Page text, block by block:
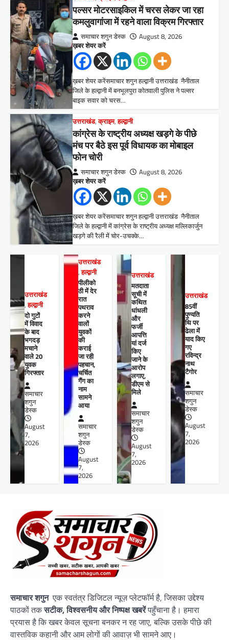
पल्सर मोटरसाइकिल में चरस लेकर जा रहा
कमलुवागांजा में रहने वाला विक्रम गिरफ्तार
समाचार शगुन डेस्क August 8, 2026
ख़बर शेयर करें
ख़बर शेयर करेंसमाचार शगुन हल्द्वानी उत्तराखंड नैनीताल
जिले के हल्द्वानी में बनभूलपुरा कोतवाली पुलिस ने पल्सर
बाइक सवार को चरस…
उत्तराखंड,क्राइम,हल्द्वानी
कांग्रेस के राष्ट्रीय अध्यक्ष खड़गे के पीछे
मंच पर बैठे इस पूर्व विधायक का मोबाइल
फोन चोरी
समाचार शगुन डेस्क August 8, 2026
ख़बर शेयर करें
ख़बर शेयर करेंसमाचार शगुन हल्द्वानी उत्तराखंड नैनीताल
जिले के हल्द्वानी में कांग्रेस के राष्ट्रीय अध्यक्ष मल्लिकार्जुन
खड़गे की रैली में चोर-उचक्के…
उत्तराखंड
,हल्द्वानी
दो गुटों
में विवाद
के बाद
भगदड़
मचाने
वाले 20
युवक
गिरफ्तार
समाचार
शगुन
डेस्क
August
7,
2026
उत्तराखंड
,हल्द्वानी
पीलीको
ठी में देर
रात
पथराव
करने
वालों
युवकों
की
कराई
जा रही
पहचान,
चर्चित
गैंग का
नाम
सामने
आया
समाचार
शगुन
डेस्क
August
7,
2026
उत्तराखंड
मतदाता
सूची में
कथित
धांधली
और
फर्जी
आपत्ति
यां दर्ज
किए
जाने के
आरोप
लगाए,
डीएम से
मिले
समाचार
शगुन
डेस्क
August
7,
2026
उत्तराखंड
85वीं
पुण्यति
थि पर
ढेला में
याद किए
गए
रविन्द्र
नाथ
टैगोर
समाचार
शगुन
डेस्क
August
7,
2026
समाचार शगुन एक स्वतंत्र डिजिटल न्यूज़ प्लेटफॉर्म है, जिसका उद्देश्य
पाठकों तकसटीक, विश्वसनीय और निष्पक्ष खबरेंपहुँचाना है। हमारा
प्रयास है कि खबर केवल सूचना बनकर न रह जाए, बल्कि उसके पीछे की
वास्तविक कहानी और आम लोगों की आवाज़ भी सामने आए।